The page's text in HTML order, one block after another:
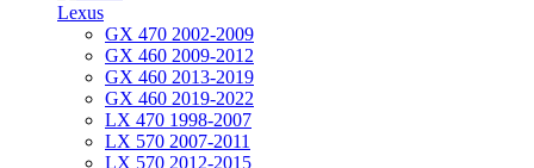
Lexus
GX 470 2002-2009
GX 460 2009-2012
GX 460 2013-2019
GX 460 2019-2022
LX 470 1998-2007
LX 570 2007-2011
LX 570 2012-2015